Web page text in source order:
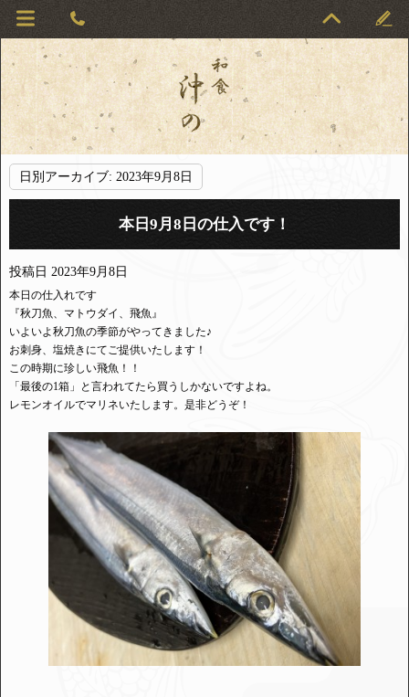
日別アーカイブ: 2023年9月8日
本日9月8日の仕入です！
投稿日 2023年9月8日
本日の仕入れです
『秋刀魚、マトウダイ、飛魚』
いよいよ秋刀魚の季節がやってきました♪
お刺身、塩焼きにてご提供いたします！
この時期に珍しい飛魚！！
「最後の1箱」と言われてたら買うしかないですよね。
レモンオイルでマリネいたします。是非どうぞ！